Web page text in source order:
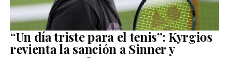
“Un día triste para el tenis”: Kyrgios
revienta la sanción a Sinner y